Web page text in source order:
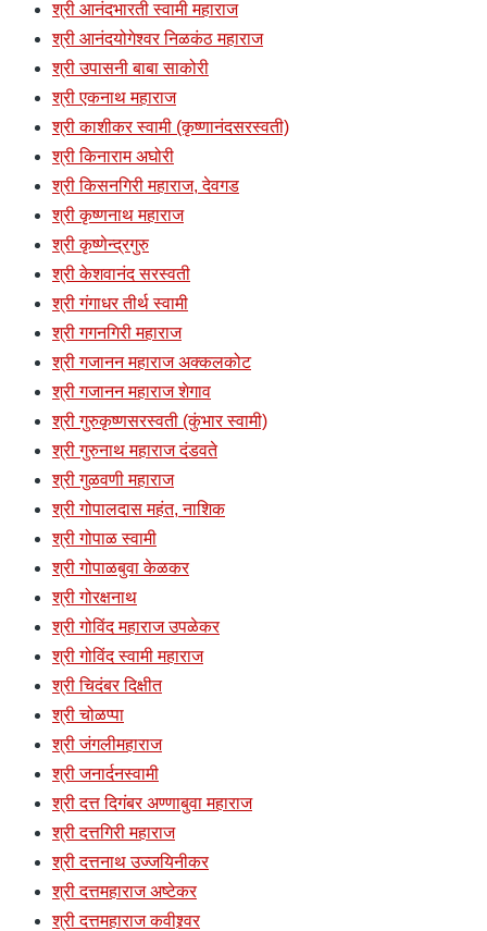
श्री आनंदभारती स्वामी महाराज
श्री आनंदयोगेश्वर निळकंठ महाराज
श्री उपासनी बाबा साकोरी
श्री एकनाथ महाराज
श्री काशीकर स्वामी (कृष्णानंदसरस्वती)
श्री किनाराम अघोरी
श्री किसनगिरी महाराज, देवगड
श्री कृष्णनाथ महाराज
श्री कृष्णेन्द्रगुरु
श्री केशवानंद सरस्वती
श्री गंगाधर तीर्थ स्वामी
श्री गगनगिरी महाराज
श्री गजानन महाराज अक्कलकोट
श्री गजानन महाराज शेगाव
श्री गुरुकृष्णसरस्वती (कुंभार स्वामी)
श्री गुरुनाथ महाराज दंडवते
श्री गुळवणी महाराज
श्री गोपालदास महंत, नाशिक
श्री गोपाळ स्वामी
श्री गोपाळबुवा केळकर
श्री गोरक्षनाथ
श्री गोविंद महाराज उपळेकर
श्री गोविंद स्वामी महाराज
श्री चिदंबर दिक्षीत
श्री चोळप्पा
श्री जंगलीमहाराज
श्री जनार्दनस्वामी
श्री दत्त दिगंबर अण्णाबुवा महाराज
श्री दत्तगिरी महाराज
श्री दत्तनाथ उज्जयिनीकर
श्री दत्तमहाराज अष्टेकर
श्री दत्तमहाराज कवीश्र्वर